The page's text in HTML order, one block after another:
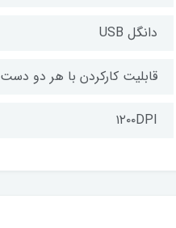
دانگل USB
قابلیت کارکردن با هر دو دست
۱۲۰۰DPI